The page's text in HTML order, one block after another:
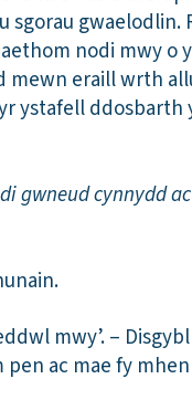
gwaelodlin.
nodi mwy o
eraill wrth
ystafell
gwneud cynnydd
mwy’. –
ac mae fy